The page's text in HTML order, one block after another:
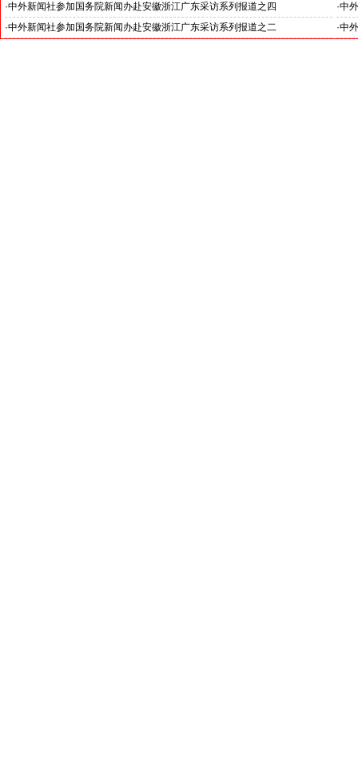
·中外新闻社参加国务院新闻办赴安徽浙江广东采访系列报道之四 ·中
·中外新闻社参加国务院新闻办赴安徽浙江广东采访系列报道之二 ·中